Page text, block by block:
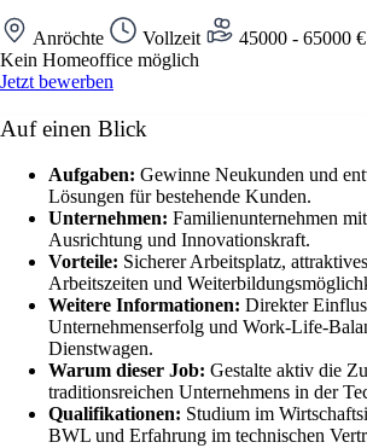
Anröchte Vollzeit
45000 - 65000
Kein Homeoffice möglich
Jetzt bewerben
Auf einen Blick
Aufgaben: Gewinne Neukunden und
Lösungen für bestehende Kunden.
Unternehmen: Familienunternehmen
Ausrichtung und Innovationskraft.
Vorteile: Sicherer Arbeitsplatz,
Arbeitszeiten und
Weitere Informationen: Direkter
Unternehmenserfolg und Work-Life-
Dienstwagen.
Warum dieser Job: Gestalte aktiv die
traditionsreichen Unternehmens in der
Qualifikationen: Studium im
BWL und Erfahrung im technischen